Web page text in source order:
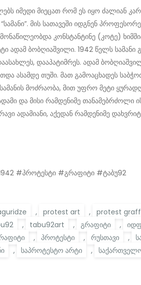
იმედი მიეცათ რომ ეს იყო ძალიან
მის სათავეში იდგნენ
კონსტანტინე (კოტე)
ადამ ბობღიაშვილი. 1942 წელს
დააპატიმრეს. ადამ
ასამდე თუში. მათ გამოაცხადეს
მოძრაობა, მით უფრო მეტი
და მისი რამდენიმე თანამებრძოლი
ადამიანი, აქედან რამდენიმე
#პროტესტი #გრაფიტი #ტაბუ92
, protest art , protest
, tabu92art , გრაფიტი ,
, პროტესტი , რუსთავი ,
, საპროტესტო არტი ,